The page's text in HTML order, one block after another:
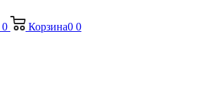
0 Корзина0 0